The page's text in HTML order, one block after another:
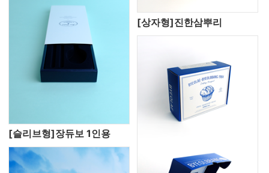
[슬리브형]장듀보 1인용
[상자형]진한삼뿌리